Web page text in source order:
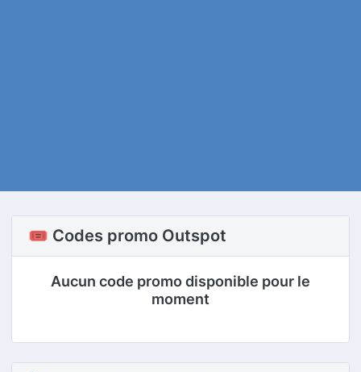
🎟️ Codes promo Outspot
Aucun code promo disponible pour le
moment